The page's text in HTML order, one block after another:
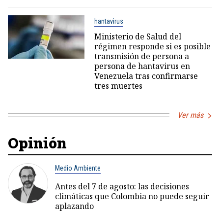
hantavirus
Ministerio de Salud del
régimen responde si es posible
transmisión de persona a
persona de hantavirus en
Venezuela tras confirmarse
tres muertes
Ver más
Opinión
Medio Ambiente
Antes del 7 de agosto: las decisiones
climáticas que Colombia no puede seguir
aplazando